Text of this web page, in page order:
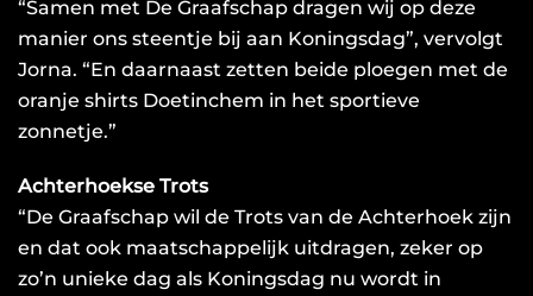
“⁠Samen met De Graafschap dragen wij op deze
manier ons steentje bij aan Koningsdag”, vervolgt
Jorna. “En daarnaast zetten beide ploegen met de
oranje shirts Doetinchem in het sportieve
zonnetje.”
Achterhoekse Trots
“De Graafschap wil de Trots van de Achterhoek zijn
en dat ook maatschappelijk uitdragen, zeker op
zo’n unieke dag als Koningsdag nu wordt in